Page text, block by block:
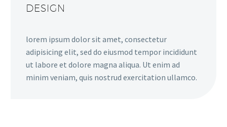
DESIGN
lorem ipsum dolor sit amet, consectetur
adipisicing elit, sed do eiusmod tempor incididunt
ut labore et dolore magna aliqua. Ut enim ad
minim veniam, quis nostrud exercitation ullamco.